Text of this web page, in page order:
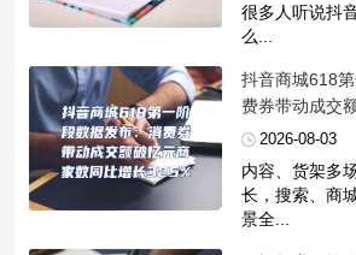
很多人听说抖
么...
抖音商城618
费券带动成交
长325%
2026-08-03
内容、货架多
长，搜索、商
景全...